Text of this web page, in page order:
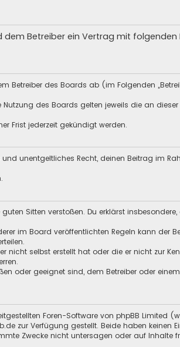
Betreiber ein Vertrag mit folgenden
Betreiber des Boards ab (im Folgenden
des Boards gelten jeweils die an dieser
Frist jederzeit gekündigt werden.
unentgeltliches Recht, deinen Beitrag im
Sitten verstoßen. Du erklärst
im Board veröffentlichten Regeln kann der
nicht selbst erstellt hat oder die er nicht zur
oder geeignet sind, dem Betreiber oder
Foren-Software von phpBB Limited (
zur Verfügung gestellt. Beide haben keinen
Zwecke nicht untersagen oder auf Inhalte